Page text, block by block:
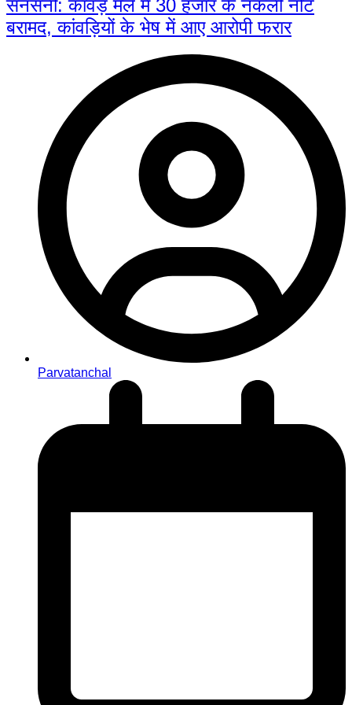
सनसनी: कांवड़ मेले में 30 हजार के नकली नोट
बरामद, कांवड़ियों के भेष में आए आरोपी फरार
Parvatanchal